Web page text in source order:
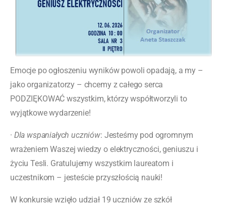
Emocje po ogłoszeniu wyników powoli opadają, a my –
jako organizatorzy – chcemy z całego serca
PODZIĘKOWAĆ wszystkim, którzy współtworzyli to
wyjątkowe wydarzenie!
· Dla wspaniałych uczniów: Jesteśmy pod ogromnym
wrażeniem Waszej wiedzy o elektryczności, geniuszu i
życiu Tesli. Gratulujemy wszystkim laureatom i
uczestnikom – jesteście przyszłością nauki!
W konkursie wzięło udział 19 uczniów ze szkół